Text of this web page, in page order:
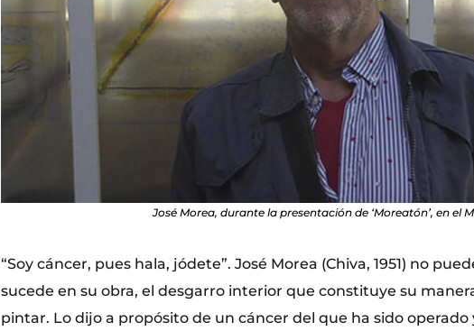
José Morea, durante la presentación de ‘Moreatón’, en el
“Soy cáncer, pues hala, jódete”. José Morea (Chiva, 1951) no
sucede en su obra, el desgarro interior que constituye su
pintar. Lo dijo a propósito de un cáncer del que ha sido